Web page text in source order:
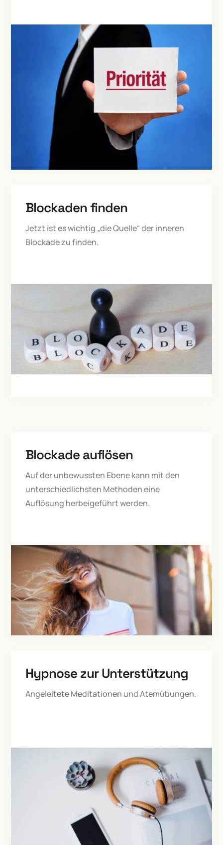
Blockaden finden
Jetzt ist es wichtig „die Quelle“ der inneren
Blockade zu finden.
Blockade auflösen
Auf der unbewussten Ebene kann mit den
unterschiedlichsten Methoden eine
Auflösung herbeigeführt werden.
Hypnose zur Unterstützung
Angeleitete Meditationen und Atemübungen.